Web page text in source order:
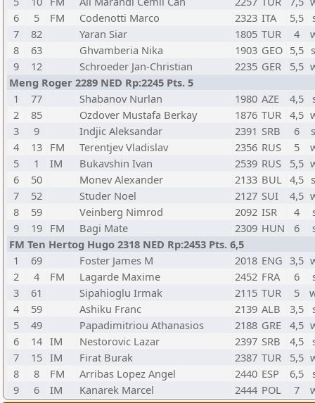
6
5 FM Codenotti Marco 2323 ITA 5,5
7
82 Yaran Siar 1805 TUR 4
8
63 Ghvamberia Nika 1903 GEO 5,5
9
12 Schroeder Jan-Christian 2235 GER 5,5
Meng Roger 2289 NED Rp:2245 Pts. 5
1
77 Shabanov Nurlan 1980 AZE 4,5
2
85 Ozdover Mustafa Berkay 1876 TUR 4,5
3
9 Indjic Aleksandar 2391 SRB 6
4
13 FM Terentjev Vladislav 2356 RUS 5
5
1 IM Bukavshin Ivan 2539 RUS 5,5
6
50 Monev Alexander 2133 BUL 4,5
7
52 Studer Noel 2127 SUI 4,5
8
59 Veinberg Nimrod 2092 ISR 4
9
19 FM Bagi Mate 2309 HUN 6
FM Ten Hertog Hugo 2318 NED Rp:2453 Pts. 6,5
1
69 Foster James M 2018 ENG 3,5
2
4 FM Lagarde Maxime 2452 FRA 6
3
61 Sipahioglu Irmak 2115 TUR 5
4
59 Ashiku Franc 2139 ALB 3,5
5
49 Papadimitriou Athanasios 2188 GRE 4,5
6
14 IM Nestorovic Lazar 2397 SRB 4,5
7
15 IM Firat Burak 2387 TUR 5,5
8
8 FM Arribas Lopez Angel 2440 ESP 6,5
9
6 IM Kanarek Marcel 2444 POL 7